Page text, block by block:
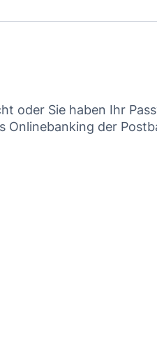
oder Sie haben Ihr
Onlinebanking der